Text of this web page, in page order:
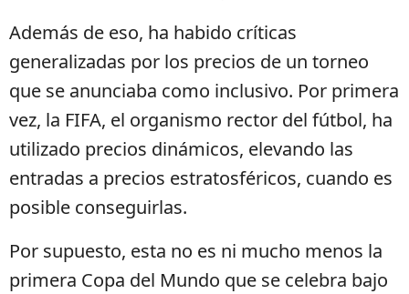
Además de eso, ha habido críticas
generalizadas por los precios de un torneo
que se anunciaba como inclusivo. Por primera
vez, la FIFA, el organismo rector del fútbol, ha
utilizado precios dinámicos, elevando las
entradas a precios estratosféricos, cuando es
posible conseguirlas.
Por supuesto, esta no es ni mucho menos la
primera Copa del Mundo que se celebra bajo